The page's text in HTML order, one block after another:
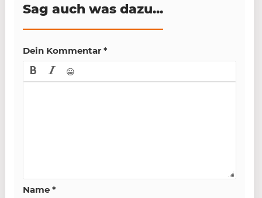
Sag auch was dazu...
Dein Kommentar *
😀
Name *